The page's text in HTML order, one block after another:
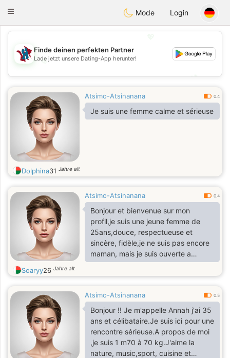
Taimerais
Toggle
Mode Login
💖
💕
Finde deinen perfekten Partner
Lade jetzt unsere Dating-App herunter!
Atsimo-Atsinanana 0.4
Je suis une femme calme et sérieuse
Dolphina31 Jahre alt
Atsimo-Atsinanana 0.4
Bonjour et bienvenue sur mon
profil,je suis une jeune femme de
25ans,douce, respectueuse et
sincère, fidèle,je ne suis pas encore
maman, mais je suis ouverte a
construire une belle relation
sérieuse, basé sur la confiance et
ma vie,la nature,les bons
échanges,la famille et les moments
de complicité,je cherche un homme
sérieux fidèle gentille, attentionné et
prêt s'agange dans une relation
stable et durable
Soaryy26 Jahre alt
Atsimo-Atsinanana 0.5
Bonjour !! Je m'appelle Annah j'ai 35
ans et célibataire.Je suis ici pour une
rencontre sérieuse.A propos de moi
,je suis 1 m70 à 70 kg.J'aime la
nature, music,sport, cuisine et